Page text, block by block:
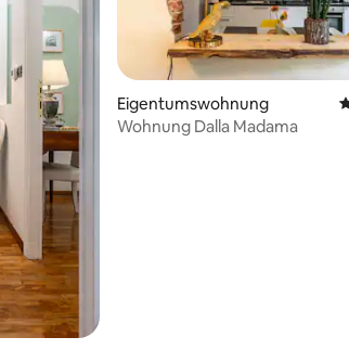
Eigentumswohnung
Wohnung Dalla Madama